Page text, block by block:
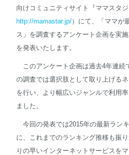
お問い合わせ
向けコミュニティサイト『ママスタ
http://mamastar.jp/）にて、「ママが
ス」を調査するアンケート企画を実
を発表いたします。
このアンケート企画は過去4年連続
の調査では選択肢として取り上げる
を行い、より幅広いジャンルで利用
ました。
今回の発表では2015年の最新ラン
に、これまでのランキング推移も振
りの早いインターネットサービスを